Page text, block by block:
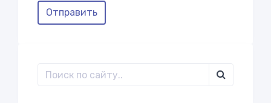
Отправить